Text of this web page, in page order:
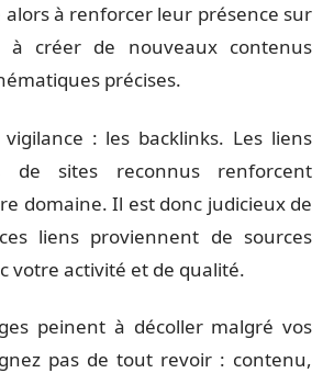
alors à renforcer leur présence sur
à créer de nouveaux contenus
précises.
: les backlinks. Les liens
de sites reconnus renforcent
domaine. Il est donc judicieux de
liens proviennent de sources
votre activité et de qualité.
peinent à décoller malgré vos
pas de tout revoir : contenu,